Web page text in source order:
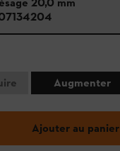
Augmenter
Ajouter au panier